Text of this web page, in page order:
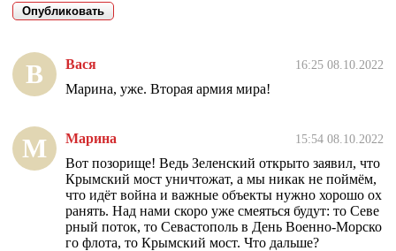
В Вася 16:25 08.10.2022
Марина, уже. Вторая армия мира!
М Марина 15:54 08.10.2022
Вот позорище! Ведь Зеленский открыто заявил, что
Крымский мост уничтожат, а мы никак не поймём,
что идёт война и важные объекты нужно хорошо ох
ранять. Над нами скоро уже смеяться будут: то Севе
рный поток, то Севастополь в День Военно-Морско
го флота, то Крымский мост. Что дальше?